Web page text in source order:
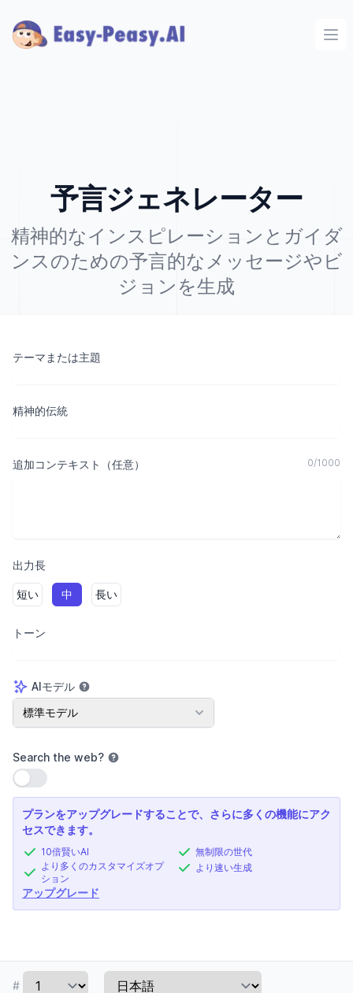
予言ジェネレーター
精神的なインスピレーションとガイダ
ンスのための予言的なメッセージやビ
ジョンを生成
テーマまたは主題
精神的伝統
追加コンテキスト（任意） 0/1000
出力長
短い 中 長い
トーン
AIモデル
AIモデル
標準モデル
Search the web?
設定を使用
プランをアップグレードすることで、さらに多くの機能にアク
セスできます。
10倍賢いAI
より多くのカスタマイズオプ
ション
無制限の世代
より速い生成
アップグレード
#